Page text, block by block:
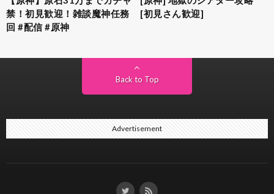
禁！初見歓迎！雑談魔神任務
回 #配信 #原神
[初見さん歓迎]
Back to Top
Advertisement